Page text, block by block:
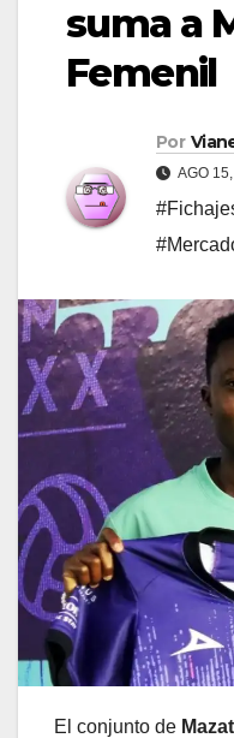
suma a
Femenil
Por
AGO
El conjunto de